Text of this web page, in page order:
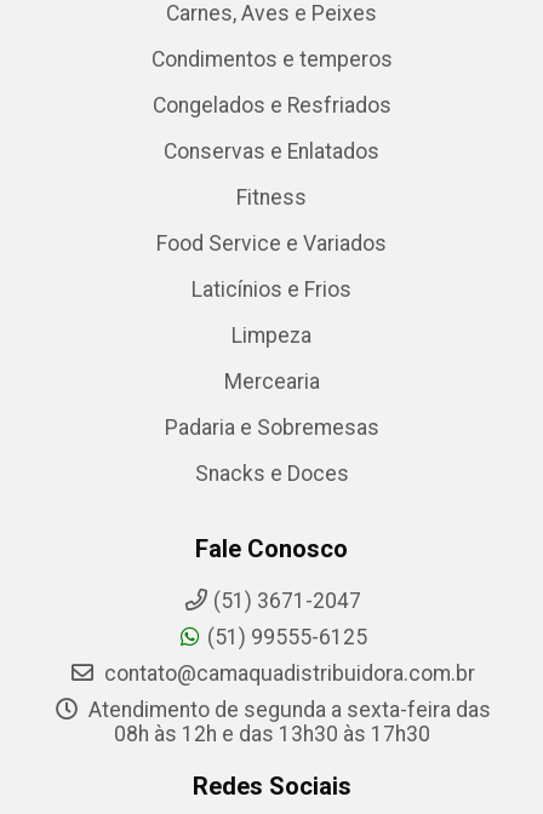
Carnes, Aves e Peixes
Condimentos e temperos
Congelados e Resfriados
Conservas e Enlatados
Fitness
Food Service e Variados
Laticínios e Frios
Limpeza
Mercearia
Padaria e Sobremesas
Snacks e Doces
Fale Conosco
(51) 3671-2047
(51) 99555-6125
contato@camaquadistribuidora.com.br
Atendimento de segunda a sexta-feira das
08h às 12h e das 13h30 às 17h30
Redes Sociais